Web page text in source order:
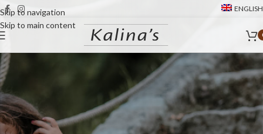
Skip to navigation
Skip to main content
ENGLISH